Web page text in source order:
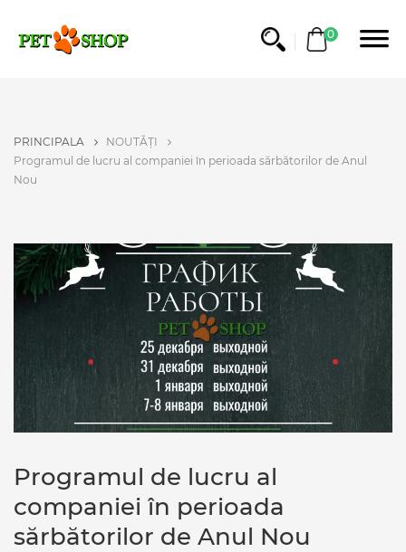
0
PRINCIPALA
NOUTĂȚI
Programul de lucru al companiei în perioada sărbătorilor de Anul
Nou
Programul de lucru al
companiei în perioada
sărbătorilor de Anul Nou